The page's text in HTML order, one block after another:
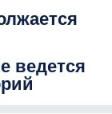
ведется